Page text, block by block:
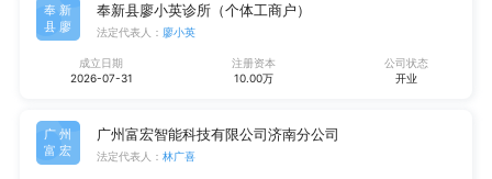
奉新
县廖
奉新县廖小英诊所（个体工商户）
法定代表人： 廖小英
成立日期
2026-07-31
注册资本
10.00万
公司状态
开业
广州
富宏
广州富宏智能科技有限公司济南分公司
法定代表人： 林广喜